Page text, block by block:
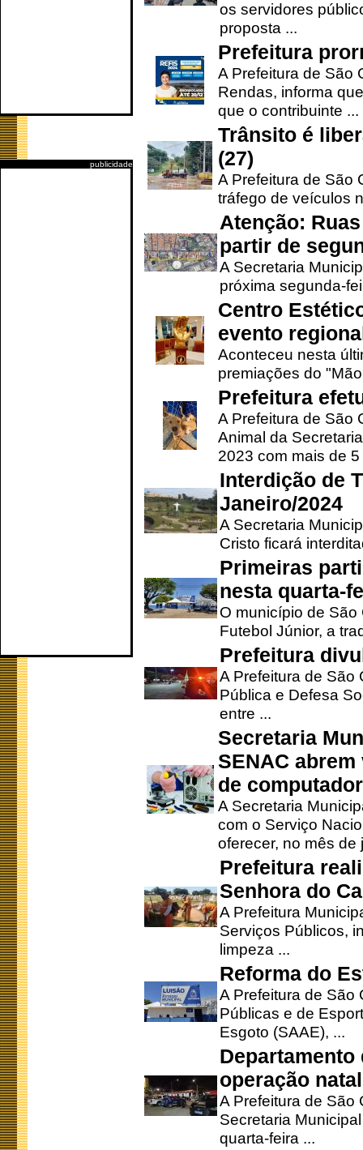
publicidade
os servidores
proposta ...
Prefeitura
A Prefeitura de São
Rendas, informa
que o contribuinte ...
Trânsito é
(27)
A Prefeitura de São
tráfego de veículos
Atenção:
partir de
A Secretaria
próxima segunda-
Centro
evento
Aconteceu nesta
premiações do
Prefeitura
A Prefeitura de São
Animal da
2023 com mais de 5
Interdição de
Janeiro/2024
A Secretaria
Cristo ficará
Primeiras
nesta quarta-
O município de
Futebol Júnior, a
Prefeitura
A Prefeitura de São
Pública e Defesa
entre ...
Secretaria
SENAC
de
A Secretaria
com o Serviço
oferecer, no mês de
Prefeitura
Senhora do
A Prefeitura
Serviços Públicos,
limpeza ...
Reforma do
A Prefeitura de São
Públicas e de
Esgoto (SAAE), ...
operação
A Prefeitura de São
Secretaria
quarta-feira ...